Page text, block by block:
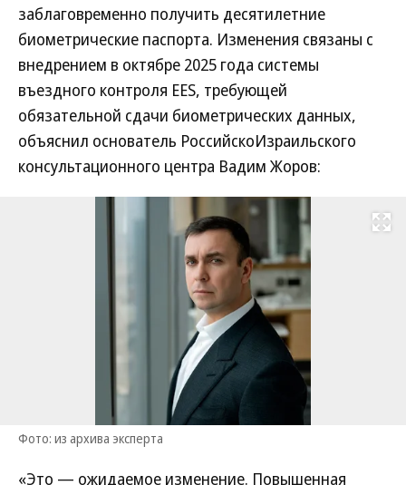
заблаговременно получить десятилетние
биометрические паспорта. Изменения связаны с
внедрением в октябре 2025 года системы
въездного контроля EES, требующей
обязательной сдачи биометрических данных,
объяснил основатель РоссийскоИзраильского
консультационного центра Вадим Жоров:
Развернуть
Фото: из архива эксперта
«Это — ожидаемое изменение. Повышенная